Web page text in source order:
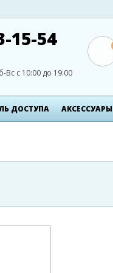
15-54
Вс с 10:00 до 19:00
ДОСТУПА АКСЕСCУАРЫ